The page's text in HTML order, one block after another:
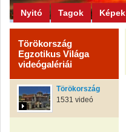
Nyitó Tagok Képek
Törökország
Egzotikus Világa
videógalériái
Törökország
1531 videó